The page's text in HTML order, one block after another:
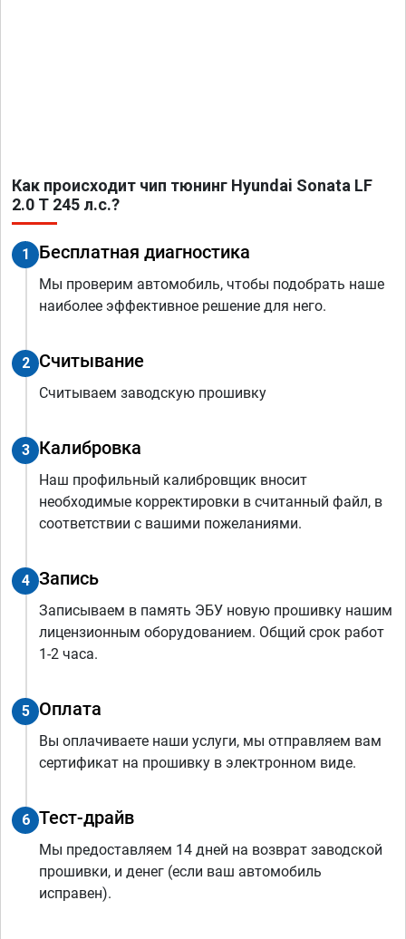
Как происходит чип тюнинг Hyundai Sonata LF
2.0 T 245 л.с.?
1 Бесплатная диагностика
Мы проверим автомобиль, чтобы подобрать наше
наиболее эффективное решение для него.
2 Считывание
Считываем заводскую прошивку
3 Калибровка
Наш профильный калибровщик вносит
необходимые корректировки в считанный файл, в
соответствии с вашими пожеланиями.
4 Запись
Записываем в память ЭБУ новую прошивку нашим
лицензионным оборудованием. Общий срок работ
1-2 часа.
5 Оплата
Вы оплачиваете наши услуги, мы отправляем вам
сертификат на прошивку в электронном виде.
6 Тест-драйв
Мы предоставляем 14 дней на возврат заводской
прошивки, и денег (если ваш автомобиль
исправен).